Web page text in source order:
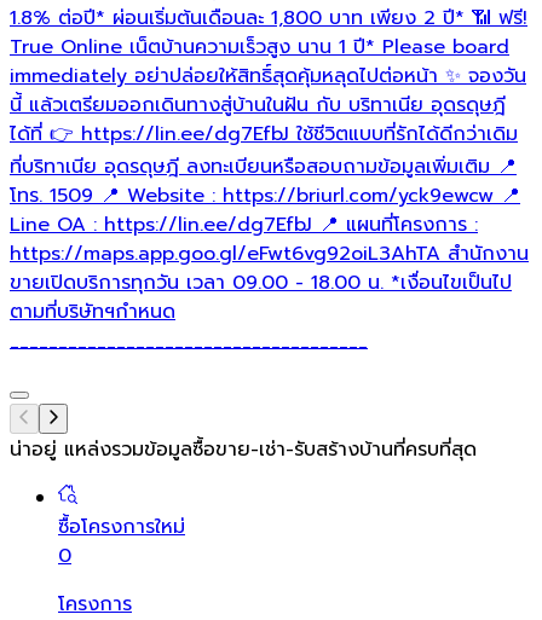
1.8% ต่อปี* ผ่อนเริ่มต้นเดือนละ 1,800 บาท เพียง 2 ปี* 📶 ฟรี!
True Online เน็ตบ้านความเร็วสูง นาน 1 ปี* Please board
immediately อย่าปล่อยให้สิทธิ์สุดคุ้มหลุดไปต่อหน้า ✨ จองวัน
นี้ แล้วเตรียมออกเดินทางสู่บ้านในฝัน กับ บริทาเนีย อุดรดุษฎี
ได้ที่ 👉 https://lin.ee/dg7EfbJ ใช้ชีวิตแบบที่รักได้ดีกว่าเดิม
ที่บริทาเนีย อุดรดุษฎี ลงทะเบียนหรือสอบถามข้อมูลเพิ่มเติม 📍
โทร. 1509 📍 Website : https://briurl.com/yck9ewcw 📍
Line OA : https://lin.ee/dg7EfbJ 📍 แผนที่โครงการ :
https://maps.app.goo.gl/eFwt6vg92oiL3AhTA สำนักงาน
ขายเปิดบริการทุกวัน เวลา 09.00 - 18.00 น. *เงื่อนไขเป็นไป
ตามที่บริษัทฯกำหนด
_____________________________________
น่าอยู่ แหล่งรวมข้อมูลซื้อขาย-เช่า-รับสร้างบ้านที่ครบที่สุด
ซื้อโครงการใหม่
0
โครงการ